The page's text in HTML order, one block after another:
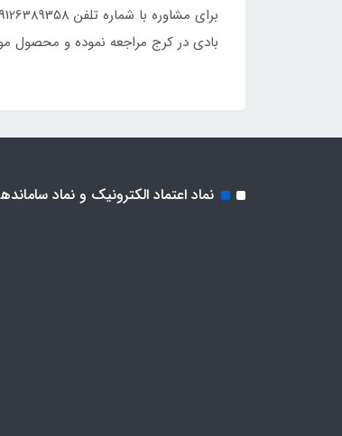
بادی در کرج مراجعه نموده و محصول
نماد اعتماد الکترونیک و نماد